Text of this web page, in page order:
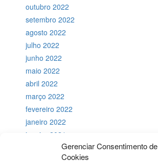
Gerenciar Consentimento de
Cookies
outubro 2022
setembro 2022
agosto 2022
julho 2022
junho 2022
maio 2022
abril 2022
março 2022
fevereiro 2022
janeiro 2022
janeiro 2021